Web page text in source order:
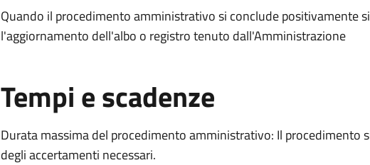
Quando il procedimento amministrativo si conclude positivamente
l'aggiornamento dell'albo o registro tenuto dall'Amministrazione
Tempi e scadenze
Durata massima del procedimento amministrativo: Il procedimento
degli accertamenti necessari.